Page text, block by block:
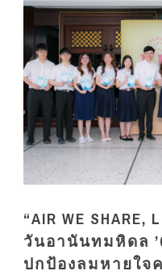
“AIR WE SHARE,
วันอานันทมหิดล
ปกป้องลมหายใจ